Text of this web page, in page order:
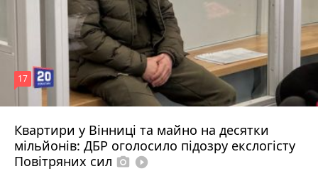
Квартири у Вінниці та майно на десятки
мільйонів: ДБР оголосило підозру екслогісту
Повітряних сил photo_camera play_circle_filled
17
6 серпня 2026 р.